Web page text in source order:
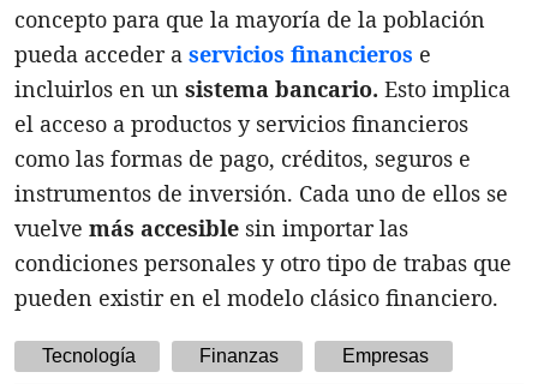
concepto para que la mayoría de la población
pueda acceder a servicios financieros e
incluirlos en un sistema bancario. Esto implica
el acceso a productos y servicios financieros
como las formas de pago, créditos, seguros e
instrumentos de inversión. Cada uno de ellos se
vuelve más accesible sin importar las
condiciones personales y otro tipo de trabas que
pueden existir en el modelo clásico financiero.
Tecnología Finanzas Empresas